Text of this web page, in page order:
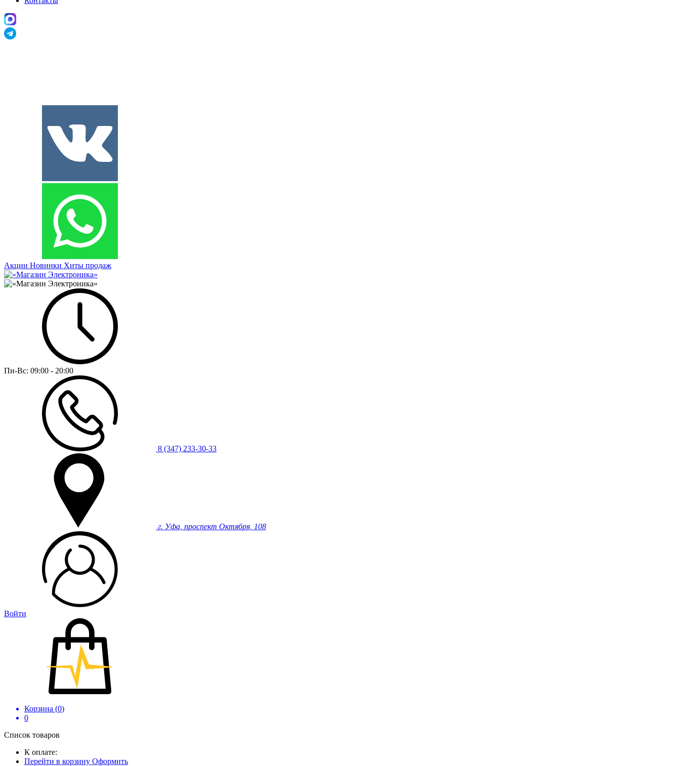
Акции Новинки Хиты продаж
Пн-Вс: 09:00 - 20:00
8 (347) 233-30-33
г. Уфа, проспект Октября, 108
Войти
Корзина (0)
0
Список товаров
К оплате:
Перейти в корзину Оформить